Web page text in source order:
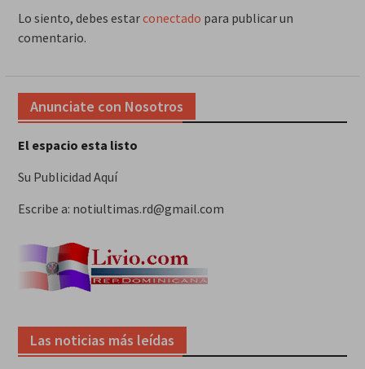
Lo siento, debes estarconectado para publicar un
comentario.
Anunciate con Nosotros
El espacio esta listo
Su Publicidad Aquí
Escribe a: notiultimas.rd@gmail.com
Las noticias más leídas